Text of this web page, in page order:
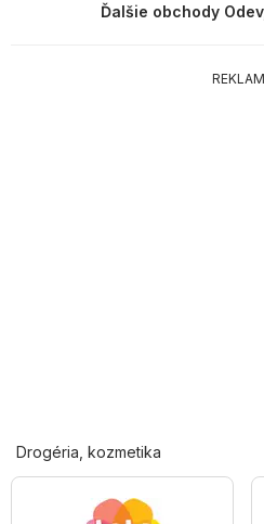
Ďalšie obchody
Drogéria, kozmetika